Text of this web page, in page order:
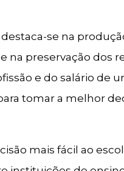
se na
na preservação dos
e do salário de
tomar a melhor
mais fácil ao